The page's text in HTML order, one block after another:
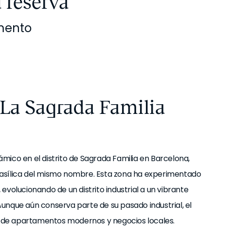
Sagrada Familia
en el distrito de Sagrada Familia en Barcelona,
del mismo nombre. Esta zona ha experimentado
de un distrito industrial a un vibrante
aún conserva parte de su pasado industrial, el
apartamentos modernos y negocios locales.